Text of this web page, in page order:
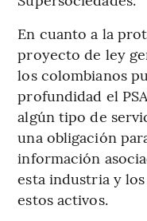
En cuanto a la
proyecto de ley
los colombianos
profundidad el
algún tipo de
una obligación
información
esta industria y
estos activos.